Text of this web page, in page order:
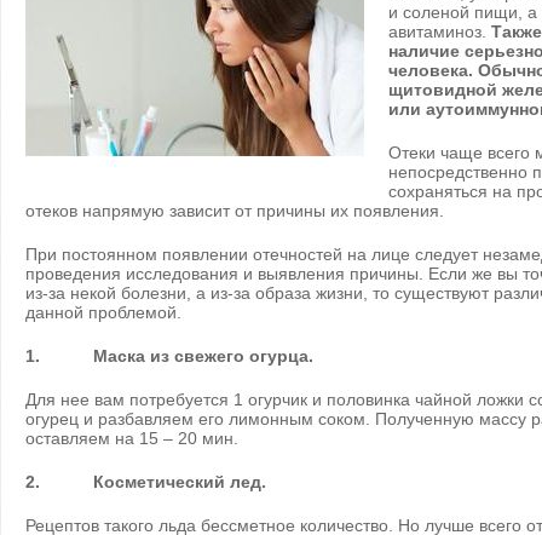
и соленой пищи, а
авитаминоз.
наличие
человека.
щитовидной
или
Отеки чаще всего
непосредственно
сохраняться на
отеков напрямую зависит от причины их появления.
При постоянном появлении отечностей на лице следует
проведения исследования и выявления причины. Если же вы
из-за некой болезни, а из-за образа жизни, то существуют
данной проблемой.
1. Маска из свежего огурца.
Для нее вам потребуется 1 огурчик и половинка чайной
огурец и разбавляем его лимонным соком. Полученную массу
оставляем на 15 – 20 мин.
2. Косметический лед.
Рецептов такого льда бессметное количество. Но лучше всего